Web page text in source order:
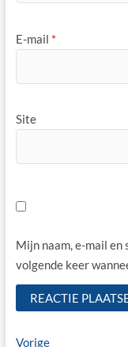
E-mail *
Site
Mijn naam, e-mail en
volgende keer
VorigeVorige